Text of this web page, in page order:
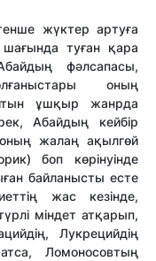
жүктер артуға
туған қара
фәлсапасы,
оның
ұшқыр жанрда
Абайдың кейбір
жалаң ақылгөй
боп көрінуінде
байланысты есте
жас кезінде,
міндет атқарып,
Лукрецийдің
Ломоносовтың